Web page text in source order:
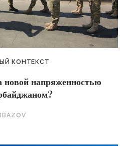
КОНТЕКСТ
новой напряженностью